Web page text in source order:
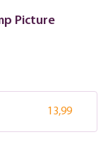
Picture
13,99